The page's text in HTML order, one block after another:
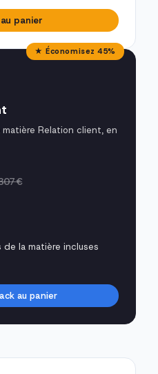
panier
★ Économisez 45%
Relation client, en
€
de la matière incluses
au panier